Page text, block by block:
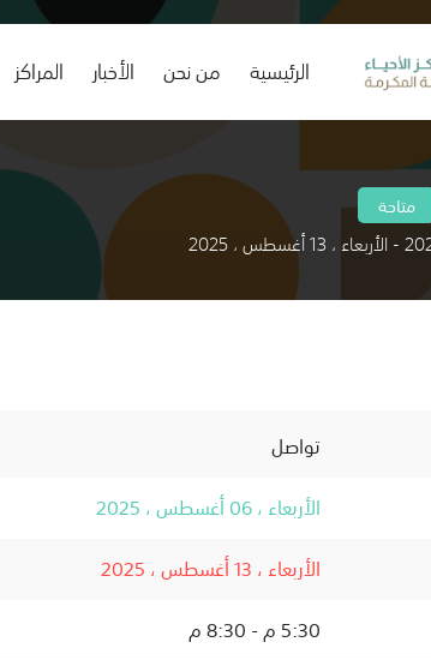
الرئيسية
(current) من نحن الأخبار المراكز
متاحة
تواصل
الأربعاء ، 06 أغسطس ، 2025
الأربعاء ، 13 أغسطس ، 2025
5:30 م - 8:30 م